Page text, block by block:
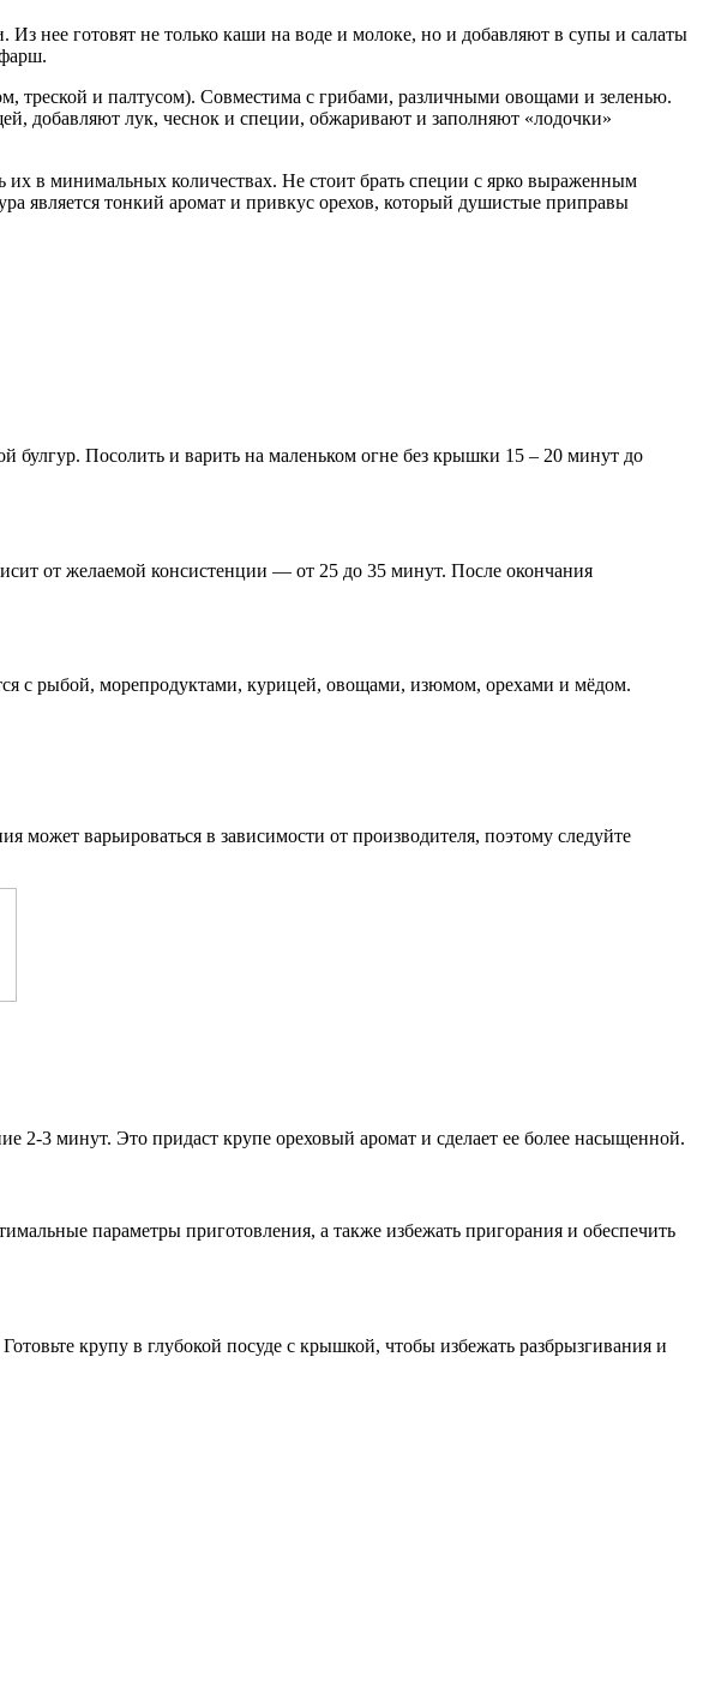
нее готовят не только каши на воде и молоке, но и добавляют в супы и салаты
треской и палтусом). Совместима с грибами, различными овощами и зеленью.
добавляют лук, чеснок и специи, обжаривают и заполняют «лодочки»
в минимальных количествах. Не стоит брать специи с ярко выраженным
является тонкий аромат и привкус орехов, который душистые приправы
булгур. Посолить и варить на маленьком огне без крышки 15 – 20 минут до
от желаемой консистенции — от 25 до 35 минут. После окончания
с рыбой, морепродуктами, курицей, овощами, изюмом, орехами и мёдом.
может варьироваться в зависимости от производителя, поэтому следуйте
2-3 минут. Это придаст крупе ореховый аромат и сделает ее более насыщенной.
параметры приготовления, а также избежать пригорания и обеспечить
крупу в глубокой посуде с крышкой, чтобы избежать разбрызгивания и